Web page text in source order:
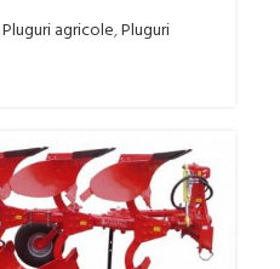
Pluguri agricole,Pluguri